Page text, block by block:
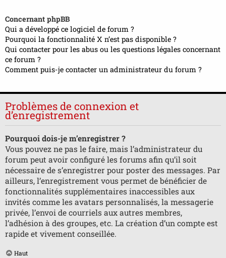
Concernant phpBB
Qui a développé ce logiciel de forum ?
Pourquoi la fonctionnalité X n’est pas disponible ?
Qui contacter pour les abus ou les questions légales concernant
ce forum ?
Comment puis-je contacter un administrateur du forum ?
Problèmes de connexion et
d’enregistrement
Pourquoi dois-je m’enregistrer ?
Vous pouvez ne pas le faire, mais l’administrateur du
forum peut avoir configuré les forums afin qu’il soit
nécessaire de s’enregistrer pour poster des messages. Par
ailleurs, l’enregistrement vous permet de bénéficier de
fonctionnalités supplémentaires inaccessibles aux
invités comme les avatars personnalisés, la messagerie
privée, l’envoi de courriels aux autres membres,
l’adhésion à des groupes, etc. La création d’un compte est
rapide et vivement conseillée.
Haut